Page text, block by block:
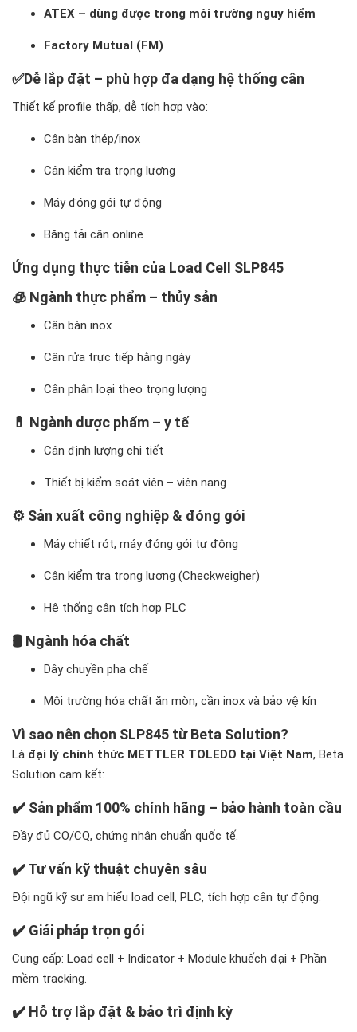
ATEX – dùng được trong môi trường nguy hiểm
Factory Mutual (FM)
✅Dễ lắp đặt – phù hợp đa dạng hệ thống cân
Thiết kế profile thấp, dễ tích hợp vào:
Cân bàn thép/inox
Cân kiểm tra trọng lượng
Máy đóng gói tự động
Băng tải cân online
Ứng dụng thực tiễn của Load Cell SLP845
🧊 Ngành thực phẩm – thủy sản
Cân bàn inox
Cân rửa trực tiếp hằng ngày
Cân phân loại theo trọng lượng
💊 Ngành dược phẩm – y tế
Cân định lượng chi tiết
Thiết bị kiểm soát viên – viên nang
⚙️ Sản xuất công nghiệp & đóng gói
Máy chiết rót, máy đóng gói tự động
Cân kiểm tra trọng lượng (Checkweigher)
Hệ thống cân tích hợp PLC
🛢️ Ngành hóa chất
Dây chuyền pha chế
Môi trường hóa chất ăn mòn, cần inox và bảo vệ kín
Vì sao nên chọn SLP845 từ Beta Solution?
Là đại lý chính thức METTLER TOLEDO tại Việt Nam, Beta
Solution cam kết:
✔️ Sản phẩm 100% chính hãng – bảo hành toàn cầu
Đầy đủ CO/CQ, chứng nhận chuẩn quốc tế.
✔️Tư vấn kỹ thuật chuyên sâu
Đội ngũ kỹ sư am hiểu load cell, PLC, tích hợp cân tự động.
✔️ Giải pháp trọn gói
Cung cấp: Load cell + Indicator + Module khuếch đại + Phần
mềm tracking.
✔️ Hỗ trợ lắp đặt & bảo trì định kỳ